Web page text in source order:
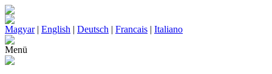
Magyar| English | Deutsch | Francais | Italiano
Menü